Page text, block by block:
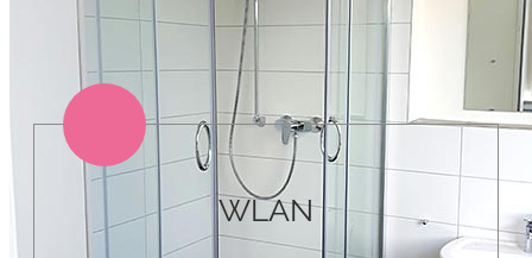
DAS GIBT`S DAZU.
WLAN